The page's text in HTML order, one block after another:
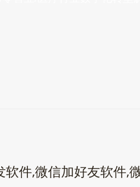
软件,微信加好友软件,